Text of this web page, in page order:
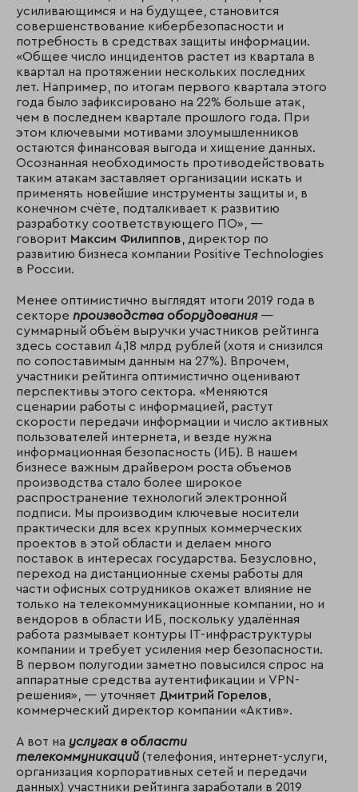
усиливающимся и на будущее, становится
совершенствование кибербезопасности и
потребность в средствах защиты информации.
«Общее число инцидентов растет из квартала в
квартал на протяжении нескольких последних
лет. Например, по итогам первого квартала этого
года было зафиксировано на 22% больше атак,
чем в последнем квартале прошлого года. При
этом ключевыми мотивами злоумышленников
остаются финансовая выгода и хищение данных.
Осознанная необходимость противодействовать
таким атакам заставляет организации искать и
применять новейшие инструменты защиты и, в
конечном счёте, подталкивает к развитию
разработку соответствующего ПО», —
говорит Максим Филиппов , директор по
развитию бизнеса компании Positive Technologies
в России.
Менее оптимистично выглядят итоги 2019 года в
секторе производства оборудования—
суммарный объём выручки участников рейтинга
здесь составил 4,18 млрд рублей (хотя и снизился
по сопоставимым данным на 27%). Впрочем,
участники рейтинга оптимистично оценивают
перспективы этого сектора. «Меняются
сценарии работы с информацией, растут
скорости передачи информации и число активных
пользователей интернета, и везде нужна
информационная безопасность (ИБ). В нашем
бизнесе важным драйвером роста объемов
производства стало более широкое
распространение технологий электронной
подписи. Мы производим ключевые носители
практически для всех крупных коммерческих
проектов в этой области и делаем много
поставок в интересах государства. Безусловно,
переход на дистанционные схемы работы для
части офисных сотрудников окажет влияние не
только на телекоммуникационные компании, но и
вендоров в области ИБ, поскольку удалённая
работа размывает контуры IT-инфраструктуры
компании и требует усиления мер безопасности.
В первом полугодии заметно повысился спрос на
аппаратные средства аутентификации и VPN-
решения», — уточняет Дмитрий Горелов
коммерческий директор компании «Актив».
А вот на услугах в области
телекоммуникаций (телефония, интернет-услуги,
организация корпоративных сетей и передачи
данных) участники рейтинга заработали в 2019